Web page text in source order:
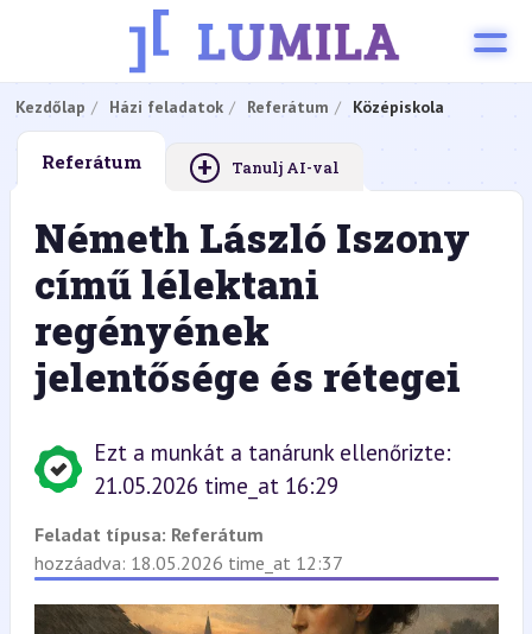
Kezdőlap Házi feladatok Referátum Középiskola
Referátum + Tanulj AI-val
Németh László Iszony
című lélektani
regényének
jelentősége és rétegei
Ezt a munkát a tanárunk ellenőrizte:
21.05.2026 time_at 16:29
Feladat típusa: Referátum
hozzáadva: 18.05.2026 time_at 12:37